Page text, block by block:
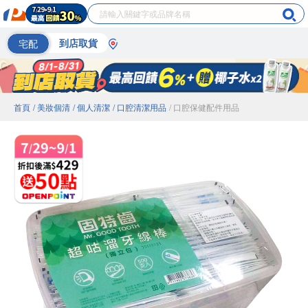
宅配 到店取貨
首頁 / 美妝個清 / 個人清潔 / 口腔清潔用品 / 口腔保健配件用品